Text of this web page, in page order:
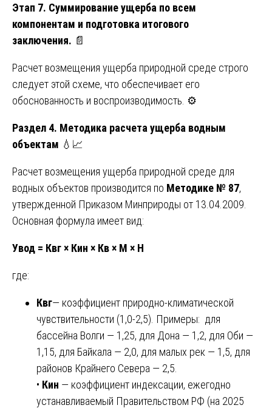
Этап 7. Суммирование ущерба по всем
компонентам и подготовка итогового
заключения. 📄
Расчет возмещения ущерба природной среде строго
следует этой схеме, что обеспечивает его
обоснованность и воспроизводимость. ⚙️
Раздел 4. Методика расчета ущерба водным
объектам 💧📈
Расчет возмещения ущерба природной среде для
водных объектов производится по Методике № 87,
утвержденной Приказом Минприроды от 13.04.2009.
Основная формула имеет вид:
Увод = Квг × Кин × Кв × М × Н
где:
Квг— коэффициент природно-климатической
чувствительности (1,0-2,5). Примеры: для
бассейна Волги — 1,25, для Дона — 1,2, для Оби —
1,15, для Байкала — 2,0, для малых рек — 1,5, для
районов Крайнего Севера — 2,5.
• Кин — коэффициент индексации, ежегодно
устанавливаемый Правительством РФ (на 2025